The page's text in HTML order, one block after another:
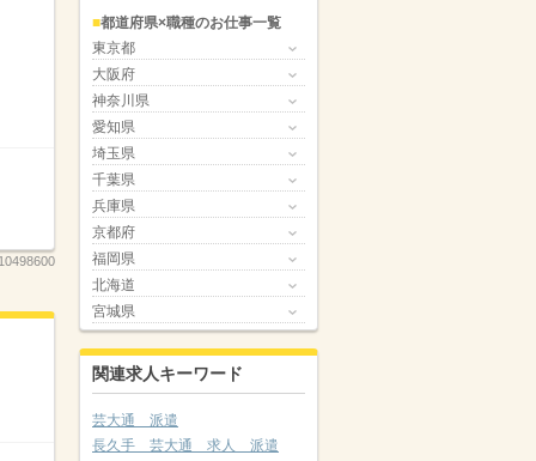
都道府県×職種のお仕事一覧
東京都
大阪府
神奈川県
愛知県
埼玉県
千葉県
兵庫県
京都府
福岡県
北海道
宮城県
関連求人キーワード
芸大通 派遣
長久手 芸大通 求人 派遣